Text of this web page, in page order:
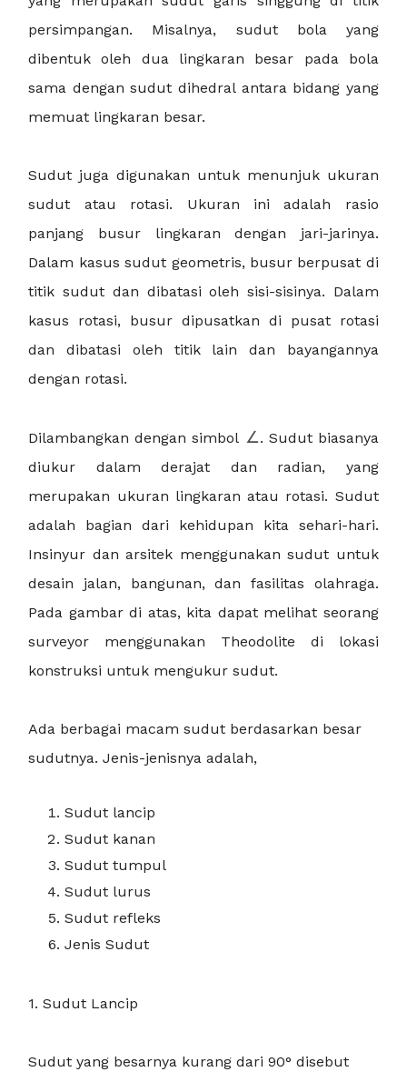
persimpangan. Misalnya, sudut bola yang
dibentuk oleh dua lingkaran besar pada bola
sama dengan sudut dihedral antara bidang yang
memuat lingkaran besar.
Sudut juga digunakan untuk menunjuk ukuran
sudut atau rotasi. Ukuran ini adalah rasio
panjang busur lingkaran dengan jari-jarinya.
Dalam kasus sudut geometris, busur berpusat di
titik sudut dan dibatasi oleh sisi-sisinya. Dalam
kasus rotasi, busur dipusatkan di pusat rotasi
dan dibatasi oleh titik lain dan bayangannya
dengan rotasi.
Dilambangkan dengan simbol ∠. Sudut biasanya
diukur dalam derajat dan radian, yang
merupakan ukuran lingkaran atau rotasi. Sudut
adalah bagian dari kehidupan kita sehari-hari.
Insinyur dan arsitek menggunakan sudut untuk
desain jalan, bangunan, dan fasilitas olahraga.
Pada gambar di atas, kita dapat melihat seorang
surveyor menggunakan Theodolite di lokasi
konstruksi untuk mengukur sudut.
Ada berbagai macam sudut berdasarkan besar
sudutnya. Jenis-jenisnya adalah,
Sudut lancip
Sudut kanan
Sudut tumpul
Sudut lurus
Sudut refleks
Jenis Sudut
1. Sudut Lancip
Sudut yang besarnya kurang dari 90° disebut